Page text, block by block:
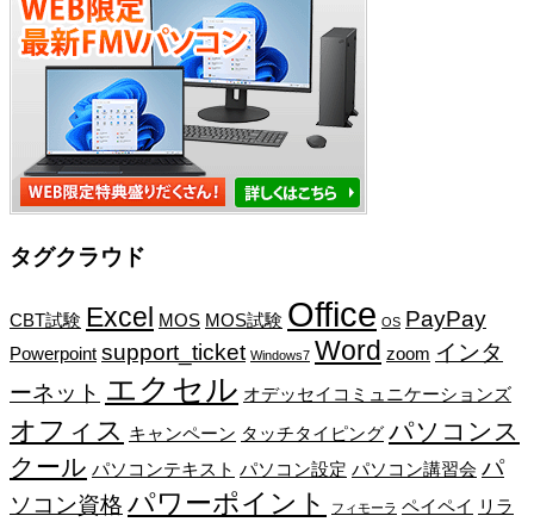
タグクラウド
CBT試験 Excel MOS MOS試験 Office OS PayPay
Powerpoint support_ticket Windows7 Word zoom インタ
ーネット エクセル オデッセイコミュニケーションズ
オフィス キャンペーン タッチタイピング パソコンス
クール パソコンテキスト パソコン設定 パソコン講習会 パ
ソコン資格 パワーポイント フィモーラ ペイペイ リラ